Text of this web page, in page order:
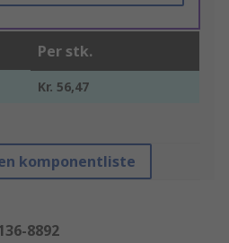
Per stk.
Kr. 56,47
komponentliste
8892